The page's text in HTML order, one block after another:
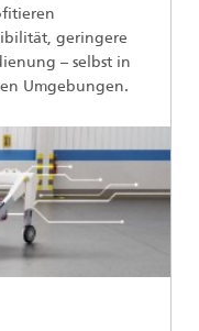
geringere
– selbst in
Umgebungen.